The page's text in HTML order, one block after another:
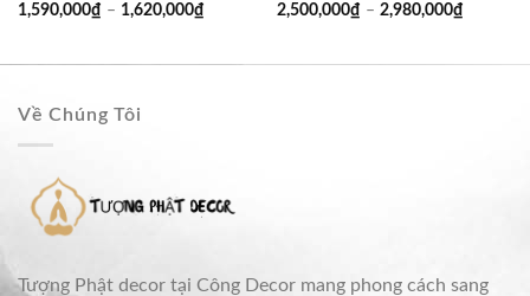
1,590,000₫ – 1,620,000₫ 2,500,000₫ – 2,980,000₫
Về Chúng Tôi
Tượng Phật decor tại Công Decor mang phong cách sang